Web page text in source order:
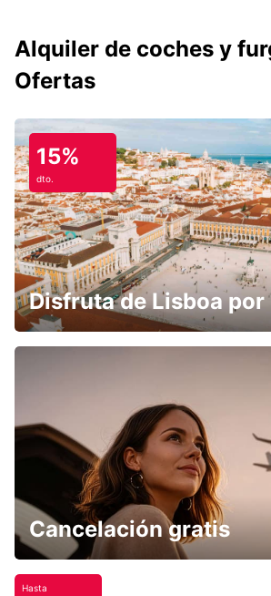
Alquiler de coches y
Ofertas
15%
dto.
Disfruta de Lisboa por
Cancelación gratis
Hasta